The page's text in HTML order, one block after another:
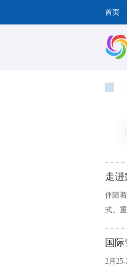
首页
走进
伴随
式。
国
2月